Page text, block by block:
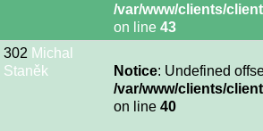
/var/www/clients/
on line 43
302 Michal
Staněk
Notice: Undefined
/var/www/clients/
on line 40